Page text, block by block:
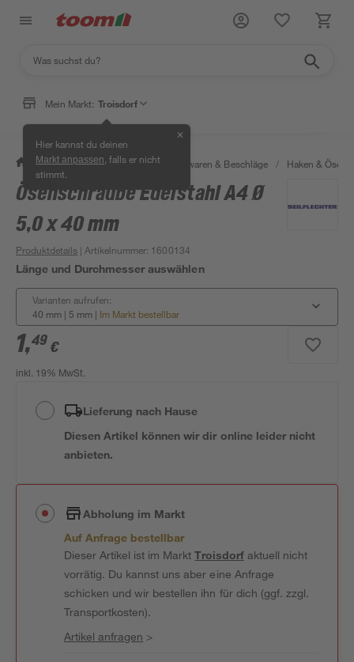
Mein Markt: Troisdorf
Hier kannst du deinen
Markt anpassen , falls er nicht
stimmt.
✕
/ Werkstatt & Maschinen / Eisenwaren & Beschläge / Haken & Ösen
Ösenschraube Edelstahl A4 Ø
5,0 x 40 mm
Produktdetails | Artikelnummer: 1600134
Länge und Durchmesser auswählen
Varianten aufrufen:
40 mm | 5 mm | Im Markt bestellbar
1,49 €
inkl. 19% MwSt.
Lieferung nach Hause
Diesen Artikel können wir dir online leider nicht
anbieten.
Abholung im Markt
Auf Anfrage bestellbar
Dieser Artikel ist im MarktTroisdorfaktuell nicht
vorrätig. Du kannst uns aber eine Anfrage
schicken und wir bestellen ihn für dich (ggf. zzgl.
Transportkosten).
Artikel anfragen >